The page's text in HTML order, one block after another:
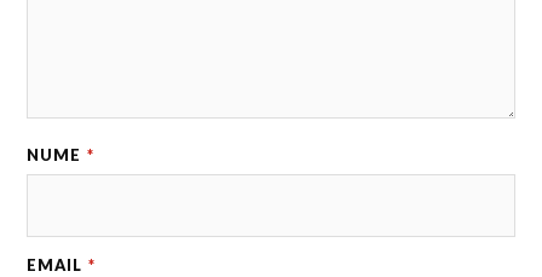
NUME *
EMAIL *